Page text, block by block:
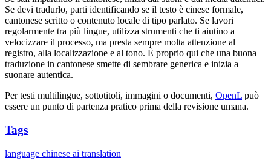
Se devi tradurlo, parti identificando se il testo è cinese formale,
cantonese scritto o contenuto locale di tipo parlato. Se lavori
regolarmente tra più lingue, utilizza strumenti che ti aiutino a
velocizzare il processo, ma presta sempre molta attenzione al
registro, alla localizzazione e al tono. È proprio qui che una buona
traduzione in cantonese smette di sembrare generica e inizia a
suonare autentica.
Per testi multilingue, sottotitoli, immagini o documenti, OpenL può
essere un punto di partenza pratico prima della revisione umana.
Tags
language chinese ai translation